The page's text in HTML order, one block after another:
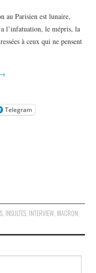
au Parisien est lunaire,
l’infatuation, le mépris, la
à ceux qui ne pensent
Telegram
, INSULTES, INTERVIEW, MACRON,